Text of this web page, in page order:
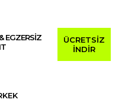
EGZERSİZ
ÜCRETSİZ
İNDİR